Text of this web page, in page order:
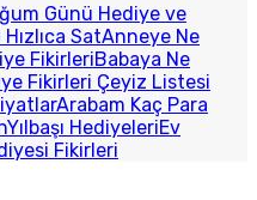
Günü Hediye ve
SatAnneye Ne
FikirleriBabaya Ne
Fikirleri Çeyiz Listesi
Arabam Kaç Para
Yılbaşı HediyeleriEv
Fikirleri